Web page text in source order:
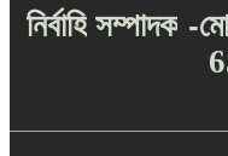
নির্বাহি সম্পাদক-